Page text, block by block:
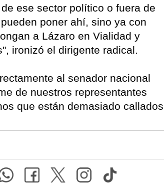
ese sector político o fuera de
poner ahí, sino ya con
a Lázaro en Vialidad y
ironizó el dirigente radical.
al senador nacional
de nuestros representantes
que están demasiado callados,